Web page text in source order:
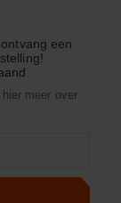
een
meer over